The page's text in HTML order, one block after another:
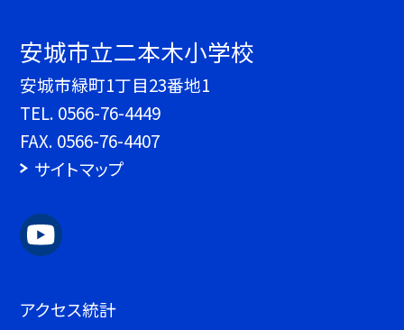
安城市立二本木小学校
安城市緑町1丁目23番地1
TEL. 0566-76-4449
FAX. 0566-76-4407
サイトマップ
アクセス統計